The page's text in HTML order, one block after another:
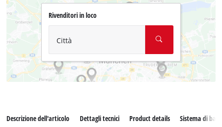
Rivenditori in loco
Città
Descrizione dell'articolo Dettagli tecnici Product details Sistema di